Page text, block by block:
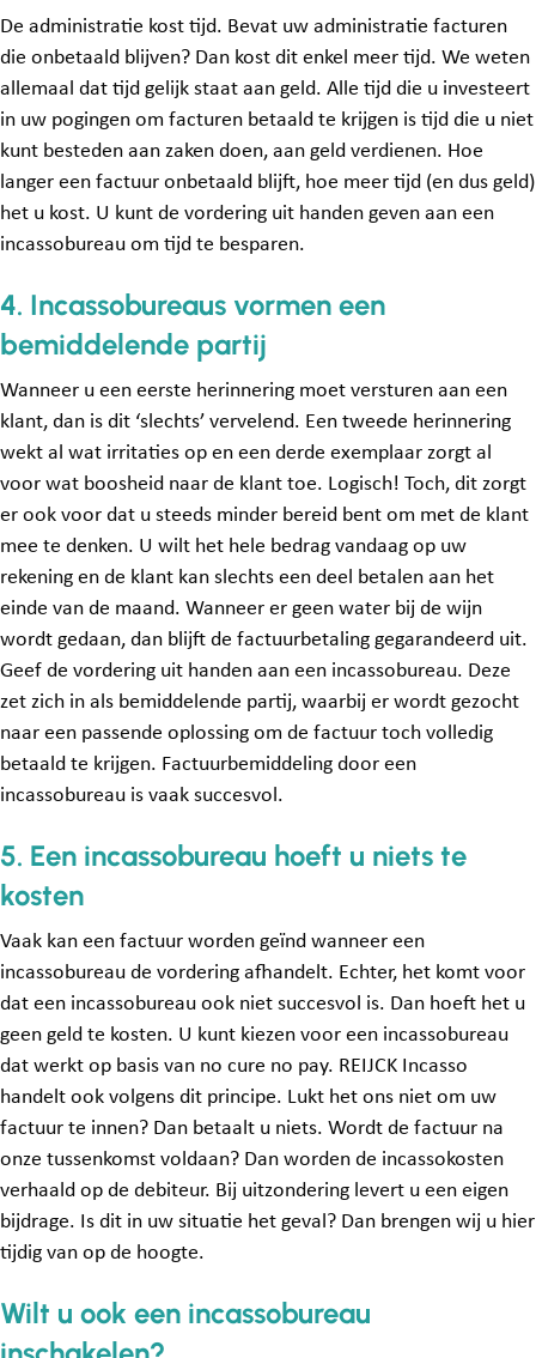
De administratie kost tijd. Bevat uw administratie facturen
die onbetaald blijven? Dan kost dit enkel meer tijd. We weten
allemaal dat tijd gelijk staat aan geld. Alle tijd die u investeert
in uw pogingen om facturen betaald te krijgen is tijd die u niet
kunt besteden aan zaken doen, aan geld verdienen. Hoe
langer een factuur onbetaald blijft, hoe meer tijd (en dus geld)
het u kost. U kunt de vordering uit handen geven aan een
incassobureau om tijd te besparen.
4. Incassobureaus vormen een
bemiddelende partij
Wanneer u een eerste herinnering moet versturen aan een
klant, dan is dit ‘slechts’ vervelend. Een tweede herinnering
wekt al wat irritaties op en een derde exemplaar zorgt al
voor wat boosheid naar de klant toe. Logisch! Toch, dit zorgt
er ook voor dat u steeds minder bereid bent om met de klant
mee te denken. U wilt het hele bedrag vandaag op uw
rekening en de klant kan slechts een deel betalen aan het
einde van de maand. Wanneer er geen water bij de wijn
wordt gedaan, dan blijft de factuurbetaling gegarandeerd uit.
Geef de vordering uit handen aan een incassobureau. Deze
zet zich in als bemiddelende partij, waarbij er wordt gezocht
naar een passende oplossing om de factuur toch volledig
betaald te krijgen. Factuurbemiddeling door een
incassobureau is vaak succesvol.
5. Een incassobureau hoeft u niets te
kosten
Vaak kan een factuur worden geïnd wanneer een
incassobureau de vordering afhandelt. Echter, het komt voor
dat een incassobureau ook niet succesvol is. Dan hoeft het u
geen geld te kosten. U kunt kiezen voor een incassobureau
dat werkt op basis van no cure no pay. REIJCK Incasso
handelt ook volgens dit principe. Lukt het ons niet om uw
factuur te innen? Dan betaalt u niets. Wordt de factuur na
onze tussenkomst voldaan? Dan worden de incassokosten
verhaald op de debiteur. Bij uitzondering levert u een eigen
bijdrage. Is dit in uw situatie het geval? Dan brengen wij u hier
tijdig van op de hoogte.
Wilt u ook een incassobureau